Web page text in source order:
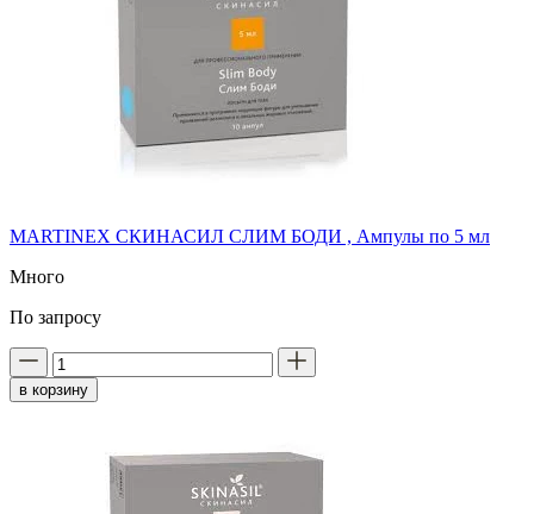
MARTINEX СКИНАСИЛ СЛИМ БОДИ , Ампулы по 5 мл
Много
По запросу
в корзину